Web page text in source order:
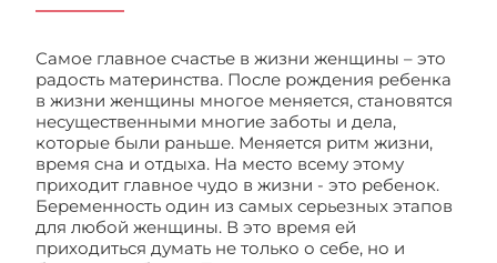
Самое главное счастье в жизни женщины – это
радость материнства. После рождения ребенка
в жизни женщины многое меняется, становятся
несущественными многие заботы и дела,
которые были раньше. Меняется ритм жизни,
время сна и отдыха. На место всему этому
приходит главное чудо в жизни - это ребенок.
Беременность один из самых серьезных этапов
для любой женщины. В это время ей
приходиться думать не только о себе, но и